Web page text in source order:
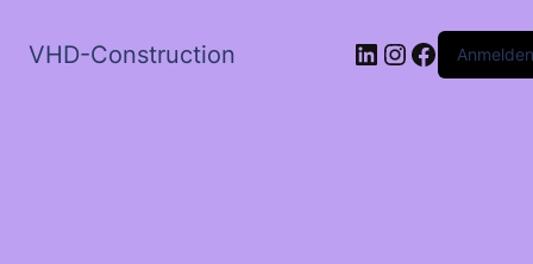
VHD-Construction LinkedIn
Instagram
Anmelden